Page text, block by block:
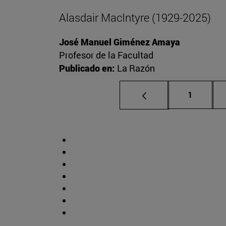
Alasdair MacIntyre (1929-2025)
José Manuel Giménez Amaya
Profesor de la Facultad
Publicado en: La Razón
Página
1